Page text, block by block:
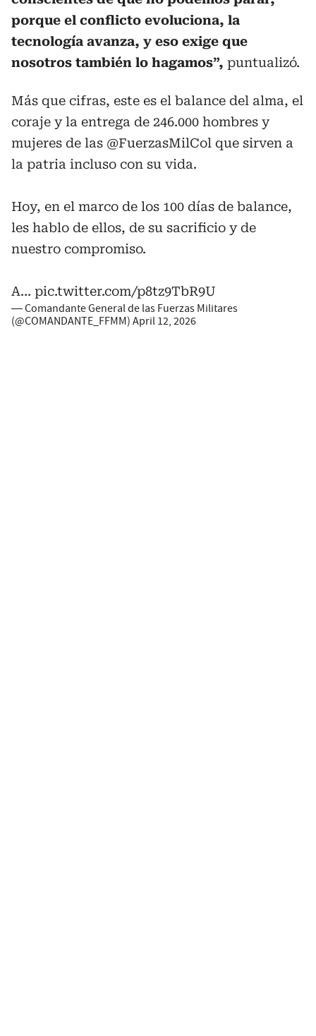
porque el conflicto evoluciona, la
tecnología avanza, y eso exige que
nosotros también lo hagamos”, puntualizó.
Más que cifras, este es el balance del alma, el
coraje y la entrega de 246.000 hombres y
mujeres de las @FuerzasMilCol que sirven a
la patria incluso con su vida.
Hoy, en el marco de los 100 días de balance,
les hablo de ellos, de su sacrificio y de
nuestro compromiso.
A… pic.twitter.com/p8tz9TbR9U
— Comandante General de las Fuerzas Militares
(@COMANDANTE_FFMM) April 12, 2026